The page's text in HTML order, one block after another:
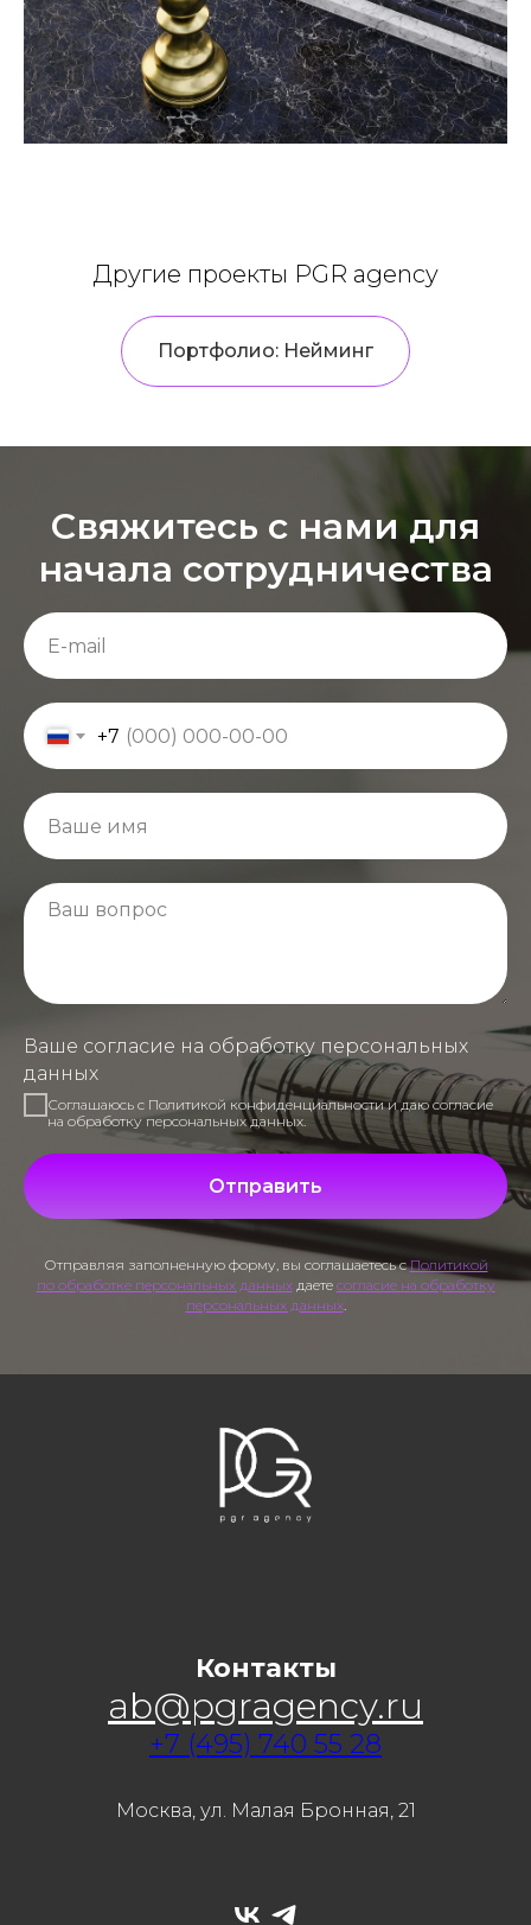
Другие проекты PGR agency
Портфолио: Нейминг
Свяжитесь с нами для
начала сотрудничества
+7
Ваше согласие на обработку персональных
данных
Соглашаюсь с Политикой конфиденциальности и даю согласие
на обработку персональных данных.
Отправить
Отправляя заполненную форму, вы соглашаетесь сПолитикой
по обработке персональных данныхдаете согласие на обработку
персональных данных.
Контакты
ab@pgragency.ru
+7 (495) 740 55 28
Москва, ул. Малая Бронная, 21